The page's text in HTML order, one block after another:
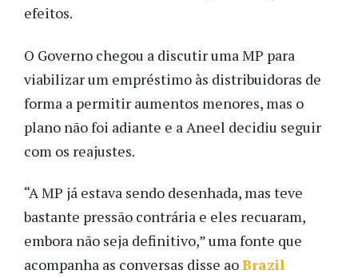
efeitos.
O Governo chegou a discutir uma MP para
viabilizar um empréstimo às distribuidoras de
forma a permitir aumentos menores, mas o
plano não foi adiante e a Aneel decidiu seguir
com os reajustes.
“A MP já estava sendo desenhada, mas teve
bastante pressão contrária e eles recuaram,
embora não seja definitivo,” uma fonte que
acompanha as conversas disse aoBrazil